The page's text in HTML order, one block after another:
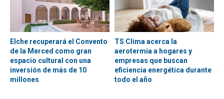
Elche recuperará el Convento
de la Merced como gran
espacio cultural con una
inversión de más de 10
millones
TS Clima acerca la
aerotermia a hogares y
empresas que buscan
eficiencia energética durante
todo el año